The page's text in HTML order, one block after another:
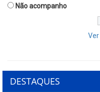
Não acompanho
DESTAQUES